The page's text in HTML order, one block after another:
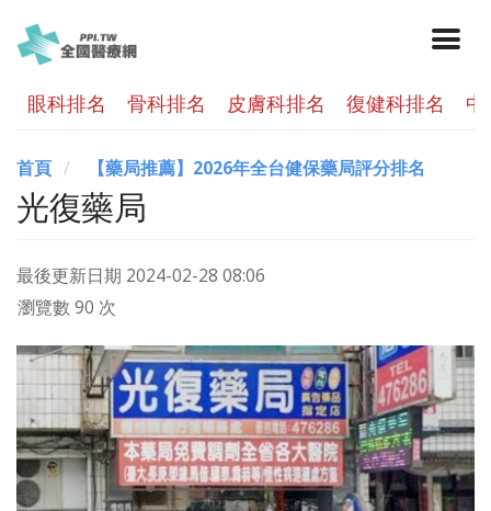
眼科排名 骨科排名 皮膚科排名 復健科排名
首頁 【藥局推薦】2026年全台健保藥局評分排名
光復藥局
最後更新日期 2024-02-28 08:06
瀏覽數 90 次